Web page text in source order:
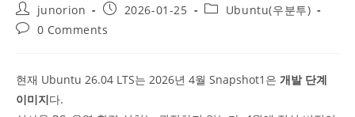
Post
author:
junorion
Post2026-01-25
PostUbuntu(우분투)
Post0 Comments
현재 Ubuntu 26.04 LTS는 2026년 4월 Snapshot1은 개발 단계
이미지다.